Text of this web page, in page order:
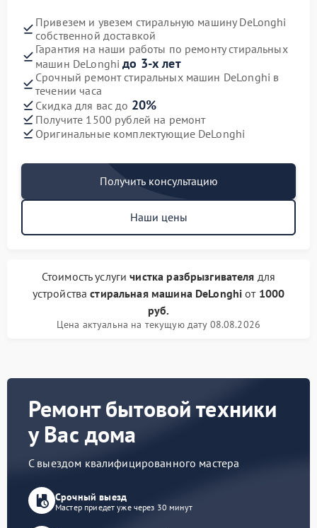
Привезем и увезем стиральную машину DeLonghi
собственной доставкой
Гарантия на наши работы по ремонту стиральных
машин DeLonghiдо 3-х лет
Срочный ремонт стиральных машин DeLonghi в
течении часа
Скидка для вас до 20%
Получите 1500 рублей на ремонт
Оригинальные комплектующие DeLonghi
Получить консультацию
Наши цены
Стоимость услугичистка разбрызгивателя для
устройствастиральная машина DeLonghi от 1000
руб.
Цена актуальна на текущую дату 08.08.2026
Ремонт бытовой техники
у Вас дома
С выездом квалифицированного мастера
Срочный выезд
Мастер приедет уже через 30 минут